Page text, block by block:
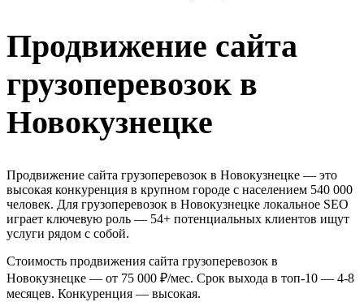
Продвижение сайта
грузоперевозок в
Новокузнецке
Продвижение сайта грузоперевозок в Новокузнецке — это
высокая конкуренция в крупном городе с населением 540 000
человек. Для грузоперевозок в Новокузнецке локальное SEO
играет ключевую роль — 54+ потенциальных клиентов ищут
услуги рядом с собой.
Стоимость продвижения сайта грузоперевозок в
Новокузнецке — от 75 000 ₽/мес. Срок выхода в топ-10 — 4-8
месяцев. Конкуренция — высокая.